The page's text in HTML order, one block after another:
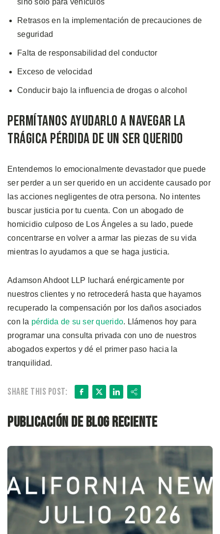
sino solo para vehículos
Retrasos en la implementación de precauciones de
seguridad
Falta de responsabilidad del conductor
Exceso de velocidad
Conducir bajo la influencia de drogas o alcohol
Permítanos ayudarlo a navegar la
trágica pérdida de un ser querido
Entendemos lo emocionalmente devastador que puede
ser perder a un ser querido en un accidente causado por
las acciones negligentes de otra persona. No intentes
buscar justicia por tu cuenta. Con un abogado de
homicidio culposo de Los Ángeles a su lado, puede
concentrarse en volver a armar las piezas de su vida
mientras lo ayudamos a que se haga justicia.
Adamson Ahdoot LLP luchará enérgicamente por
nuestros clientes y no retrocederá hasta que hayamos
recuperado la compensación por los daños asociados
con la pérdida de su ser querido. Llámenos hoy para
programar una consulta privada con uno de nuestros
abogados expertos y dé el primer paso hacia la
tranquilidad.
Share this post: Facebook
X LinkedIn
Share
Publicación de blog reciente